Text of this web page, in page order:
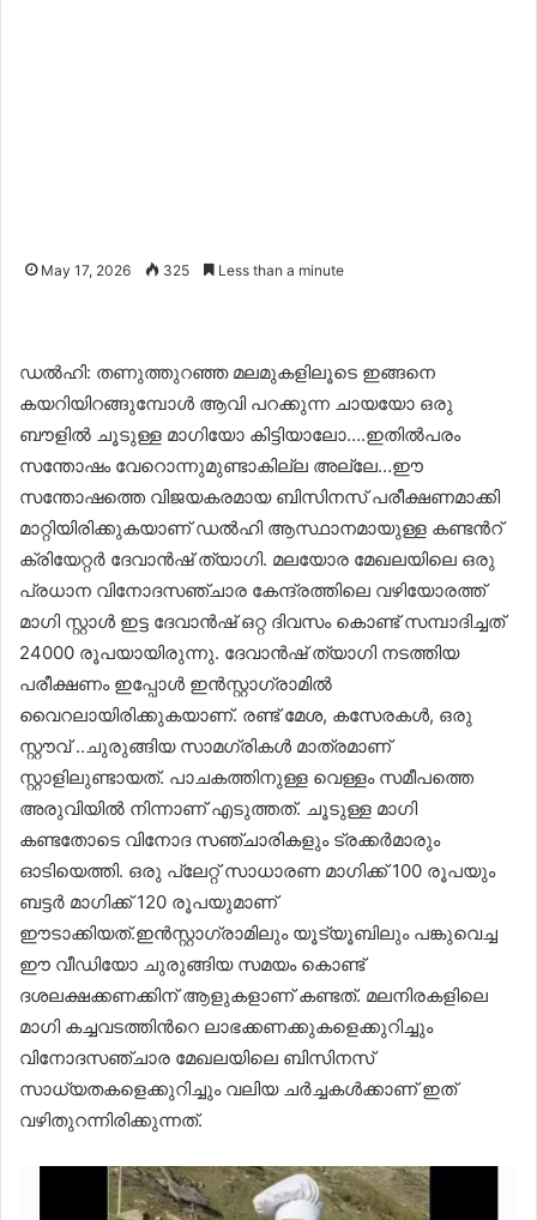
May 17, 2026 325 Less than a minute
ഡൽഹി: തണുത്തുറഞ്ഞ മലമുകളിലൂടെ ഇങ്ങനെ
കയറിയിറങ്ങുമ്പോൾ ആവി പറക്കുന്ന ചായയോ ഒരു
ബൗളിൽ ചൂടുള്ള മാഗിയോ കിട്ടിയാലോ….ഇതിൽപരം
സന്തോഷം വേറൊന്നുമുണ്ടാകില്ല അല്ലേ…ഈ
സന്തോഷത്തെ വിജയകരമായ ബിസിനസ് പരീക്ഷണമാക്കി
മാറ്റിയിരിക്കുകയാണ് ഡൽഹി ആസ്ഥാനമായുള്ള കണ്ടന്‍റ്
ക്രിയേറ്റര്‍ ദേവാൻഷ് ത്യാഗി. മലയോര മേഖലയിലെ ഒരു
പ്രധാന വിനോദസഞ്ചാര കേന്ദ്രത്തിലെ വഴിയോരത്ത്
മാഗി സ്റ്റാൾ ഇട്ട ദേവാൻഷ് ഒറ്റ ദിവസം കൊണ്ട് സമ്പാദിച്ചത്
24000 രൂപയായിരുന്നു. ദേവാൻഷ് ത്യാഗി നടത്തിയ
പരീക്ഷണം ഇപ്പോൾ ഇൻസ്റ്റാഗ്രാമിൽ
വൈറലായിരിക്കുകയാണ്. രണ്ട് മേശ, കസേരകൾ, ഒരു
സ്റ്റൗവ് ..ചുരുങ്ങിയ സാമഗ്രികൾ മാത്രമാണ്
സ്റ്റാളിലുണ്ടായത്. പാചകത്തിനുള്ള വെള്ളം സമീപത്തെ
അരുവിയിൽ നിന്നാണ് എടുത്തത്. ചൂടുള്ള മാഗി
കണ്ടതോടെ വിനോദ സഞ്ചാരികളും ട്രക്കര്‍മാരും
ഓടിയെത്തി. ഒരു പ്ലേറ്റ് സാധാരണ മാഗിക്ക് 100 രൂപയും
ബട്ടര്‍ മാഗിക്ക് 120 രൂപയുമാണ്
ഈടാക്കിയത്.ഇൻസ്റ്റാഗ്രാമിലും യൂട്യൂബിലും പങ്കുവെച്ച
ഈ വീഡിയോ ചുരുങ്ങിയ സമയം കൊണ്ട്
ദശലക്ഷക്കണക്കിന് ആളുകളാണ് കണ്ടത്. മലനിരകളിലെ
മാഗി കച്ചവടത്തിന്‍റെ ലാഭക്കണക്കുകളെക്കുറിച്ചും
വിനോദസഞ്ചാര മേഖലയിലെ ബിസിനസ്
സാധ്യതകളെക്കുറിച്ചും വലിയ ചർച്ചകൾക്കാണ് ഇത്
വഴിതുറന്നിരിക്കുന്നത്.